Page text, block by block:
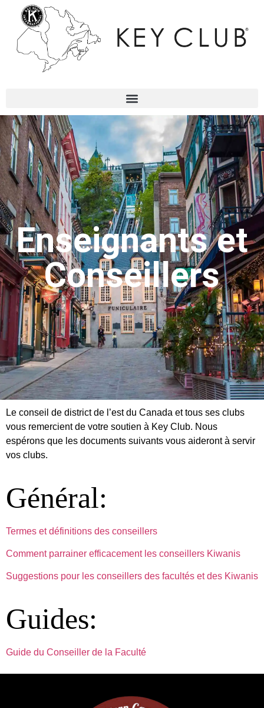
Enseignants et
Conseillers
Le conseil de district de l’est du Canada et tous ses clubs
vous remercient de votre soutien à Key Club. Nous
espérons que les documents suivants vous aideront à servir
vos clubs.
Général:
Termes et définitions des conseillers
Comment parrainer efficacement les conseillers Kiwanis
Suggestions pour les conseillers des facultés et des Kiwanis
Guides:
Guide du Conseiller de la Faculté